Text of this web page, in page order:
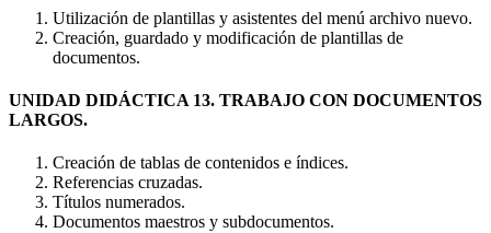
Utilización de plantillas y asistentes del menú archivo nuevo.
Creación, guardado y modificación de plantillas de
documentos.
UNIDAD DIDÁCTICA 13. TRABAJO CON DOCUMENTOS
LARGOS.
Creación de tablas de contenidos e índices.
Referencias cruzadas.
Títulos numerados.
Documentos maestros y subdocumentos.